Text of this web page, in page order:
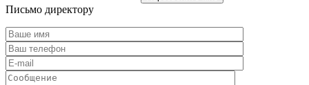
Письмо директору